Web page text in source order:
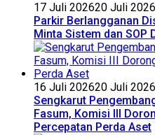
17 Juli 202620 Juli 2026
Parkir Berlangganan
Minta Sistem dan SOP
16 Juli 202620 Juli 2026
Sengkarut
Fasum, Komisi III
Percepatan Perda Aset